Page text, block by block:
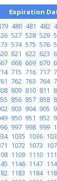
Expiration
480 481 482
527 528 529
574 575 576
621 622 623
668 669 670
715 716 717
762 763 764
809 810 811
856 857 858
903 904 905
950 951 952
997 998 999
1035 1036
1072 1073
1109 1110
1146 1147
1183 1184